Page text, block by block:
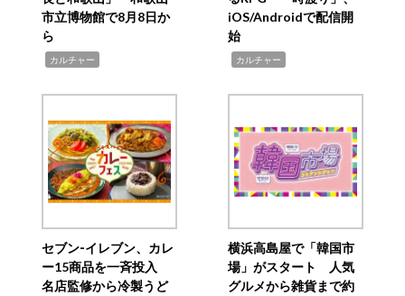
市立博物館で8月8日か
ら
カルチャー
iOS/Androidで配信開
始
カルチャー
セブン‐イレブン、カレ
ー15商品を一斉投入
名店監修から冷製うど
横浜高島屋で「韓国市
場」がスタート 人気
グルメから雑貨まで約